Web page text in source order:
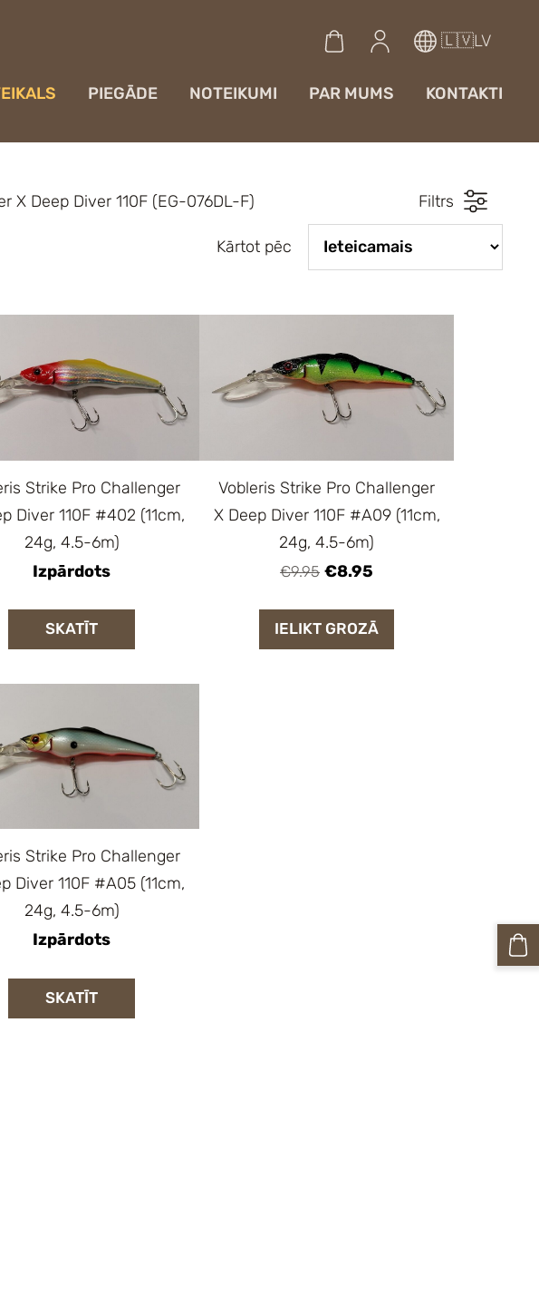
PIEGĀDE NOTEIKUMI PAR MUMS KONTAKTI
🇱🇻LV
X Deep Diver 110F (EG-076DL-F) Filtrs
Kārtot pēc
Strike Pro Challenger
Diver 110F #402 (11cm,
24g, 4.5-6m)
Izpārdots
SKATĪT
Vobleris Strike Pro Challenger
X Deep Diver 110F #A09 (11cm,
24g, 4.5-6m)
€9.95 €8.95
IELIKT GROZĀ
Strike Pro Challenger
Diver 110F #A05 (11cm,
24g, 4.5-6m)
Izpārdots
SKATĪT